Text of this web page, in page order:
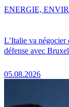
L’Italie va négocier
défense avec
05.08.2026
ENERGIE,